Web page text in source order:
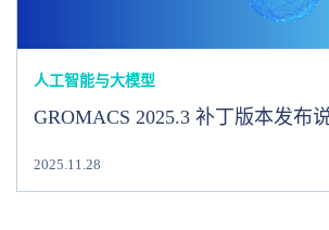
人工智能与大模型
GROMACS 2025.3 补丁版本发布
2025.11.28